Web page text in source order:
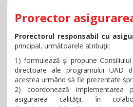
Prorector
Prorectorul responsabil cu
principal, următoarele atribuţii:
1) formulează şi propune
directoare ale programului UAD
acestea urmând să fie prezentate
2) coordonează implementarea
asigurarea calităţii, în